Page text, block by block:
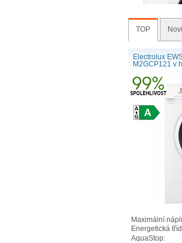
TOP
Electrolux
M2GCP121 v
Maximální
Energetická
AquaStop: